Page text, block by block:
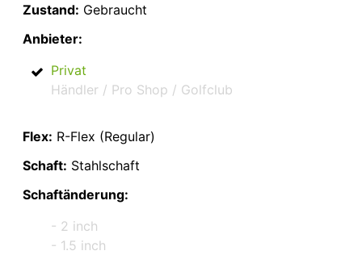
Zustand: Gebraucht
Anbieter:
Privat
Händler / Pro Shop / Golfclub
Flex: R-Flex (Regular)
Schaft: Stahlschaft
Schaftänderung:
- 2 inch
- 1.5 inch